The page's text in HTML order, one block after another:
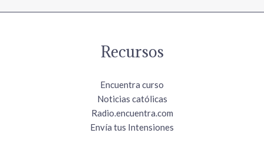
Recursos
Encuentra curso
Noticias católicas
Radio.encuentra.com
Envía tus Intensiones